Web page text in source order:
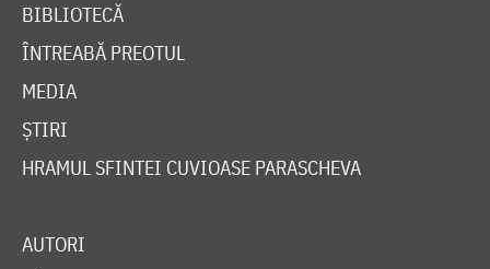
BIBLIOTECĂ
ÎNTREABĂ PREOTUL
MEDIA
ȘTIRI
HRAMUL SFINTEI CUVIOASE PARASCHEVA
AUTORI